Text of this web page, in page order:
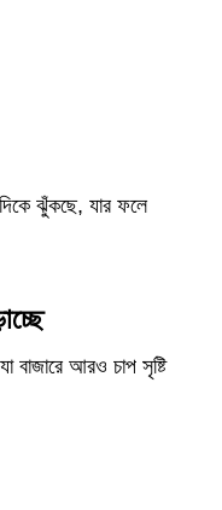
ঝুঁকছে, যার ফলে
বাজারে আরও চাপ সৃষ্টি